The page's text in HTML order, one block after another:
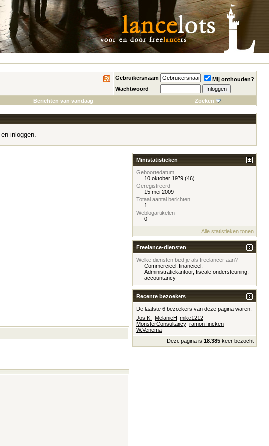
Gebruikersnaam
Mij onthouden?
Wachtwoord
Berichten van vandaag Zoeken
en inloggen.
Ministatistieken
Geboortedatum
10 oktober 1979 (46)
Geregistreerd
15 mei 2009
Totaal aantal berichten
1
Weblogartikelen
0
Alle statistieken tonen
Freelance-diensten
Welke diensten bied je als freelancer aan?
Commercieel, financieel,
Administratiekantoor, fiscale ondersteuning,
accountancy
Recente bezoekers
De laatste 6 bezoekers van deze pagina waren:
Jos K.
MelanieH mike1212
MonsterConsultancy ramon fincken
W.Venema
Deze pagina is 18.385 keer bezocht